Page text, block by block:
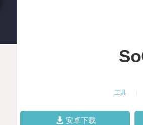
工具
安卓下载